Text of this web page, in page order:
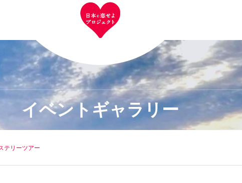
イベントギャラリー
テリーツアー